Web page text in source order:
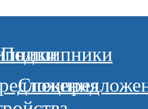
Подшипники